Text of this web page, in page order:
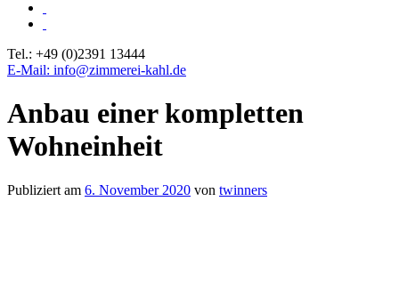
Tel.: +49 (0)2391 13444
E-Mail: info@zimmerei-kahl.de
Anbau einer kompletten
Wohneinheit
Publiziert am 6. November 2020 von twinners